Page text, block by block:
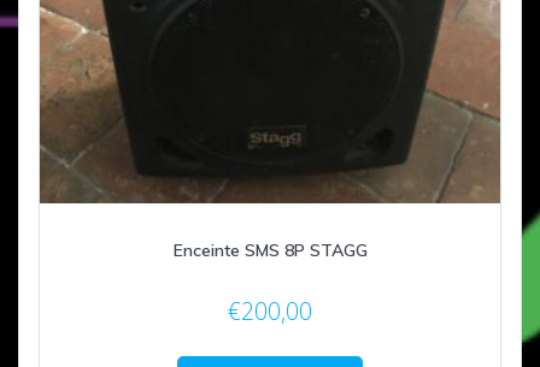
Enceinte SMS 8P STAGG
€200,00